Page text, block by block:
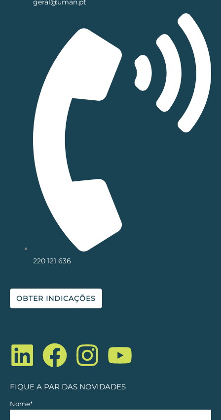
geral@uman.pt
220 121 636
OBTER INDICAÇÕES
L
i
n
k
F
a
c
e
I
n
s
t
Y
o
u
t
FIQUE A PAR DAS NOVIDADES
Nome*